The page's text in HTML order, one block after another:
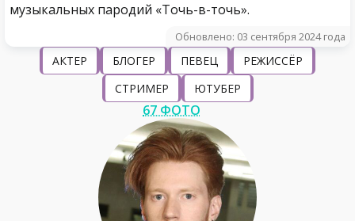
музыкальных пародий «Точь-в-точь».
Обновлено: 03 сентября 2024 года
АКТЕР БЛОГЕР ПЕВЕЦ
РЕЖИССЁР
СТРИМЕР
ЮТУБЕР
67 ФОТО